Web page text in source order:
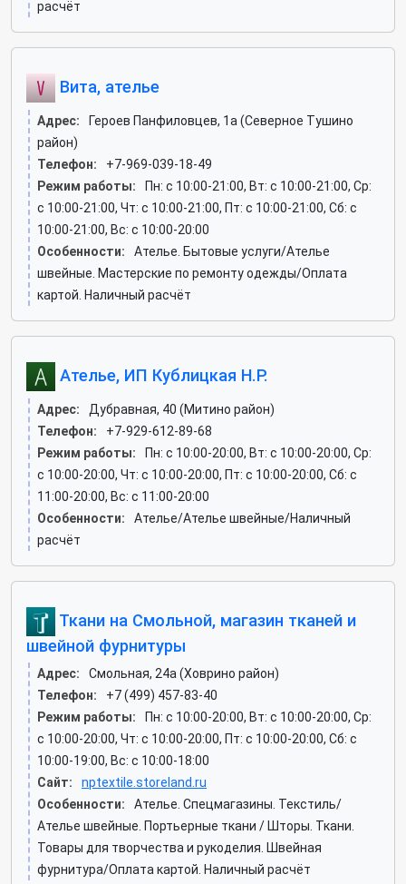
расчёт
Вита, ателье
Адрес:
Героев Панфиловцев, 1а (Северное Тушино
район)
Телефон:
+7-969-039-18-49
Режим работы:
Пн: c 10:00-21:00, Вт: c 10:00-21:00, Ср:
c 10:00-21:00, Чт: c 10:00-21:00, Пт: c 10:00-21:00, Сб: c
10:00-21:00, Вс: c 10:00-20:00
Особенности:
Ателье. Бытовые услуги/Ателье
швейные. Мастерские по ремонту одежды/Оплата
картой. Наличный расчёт
Ателье, ИП Кублицкая Н.Р.
Адрес:
Дубравная, 40 (Митино район)
Телефон:
+7-929-612-89-68
Режим работы:
Пн: c 10:00-20:00, Вт: c 10:00-20:00, Ср:
c 10:00-20:00, Чт: c 10:00-20:00, Пт: c 10:00-20:00, Сб: c
11:00-20:00, Вс: c 11:00-20:00
Особенности:
Ателье/Ателье швейные/Наличный
расчёт
Ткани на Смольной, магазин тканей и
швейной фурнитуры
Адрес:
Смольная, 24а (Ховрино район)
Телефон:
+7 (499) 457-83-40
Режим работы:
Пн: c 10:00-20:00, Вт: c 10:00-20:00, Ср:
c 10:00-20:00, Чт: c 10:00-20:00, Пт: c 10:00-20:00, Сб: c
10:00-19:00, Вс: c 10:00-18:00
Сайт:
nptextile.storeland.ru
Особенности:
Ателье. Спецмагазины. Текстиль/
Ателье швейные. Портьерные ткани / Шторы. Ткани.
Товары для творчества и рукоделия. Швейная
фурнитура/Оплата картой. Наличный расчёт